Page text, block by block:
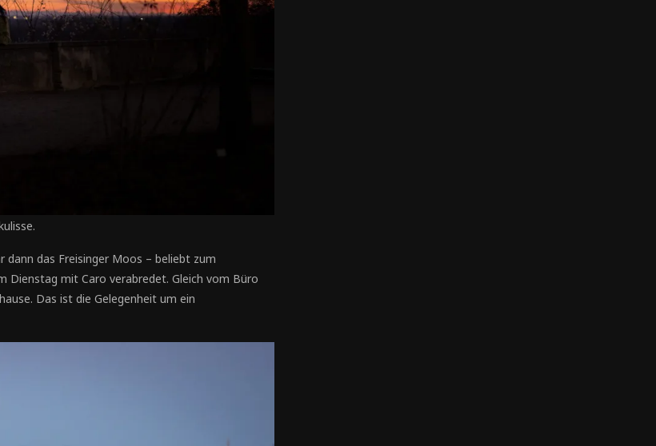
dann das Freisinger Moos – beliebt zum
Dienstag mit Caro verabredet. Gleich vom Büro
Das ist die Gelegenheit um ein